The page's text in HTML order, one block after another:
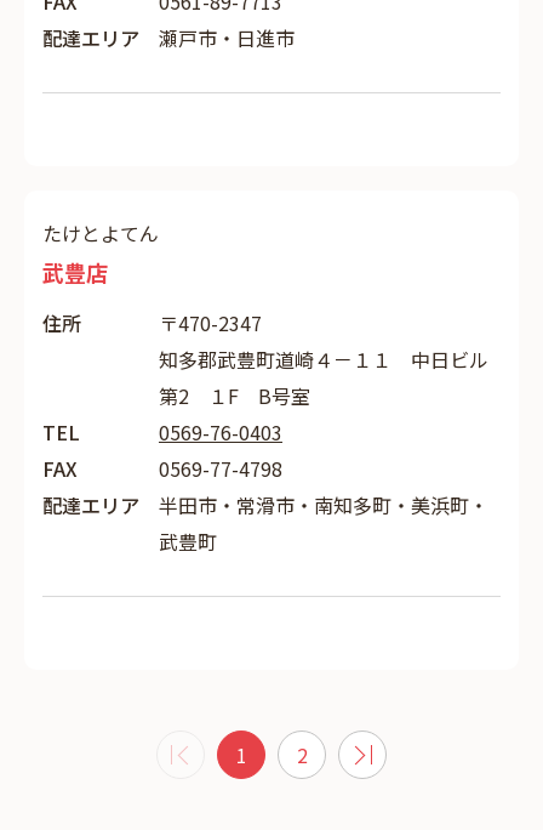
配達エリア
瀬戸市・日進市
たけとよてん
武豊店
住所
〒470-2347
知多郡武豊町道崎４－１１ 中日ビル
第2 １F B号室
TEL
0569-76-0403
FAX
0569-77-4798
配達エリア
半田市・常滑市・南知多町・美浜町・
武豊町
1 2